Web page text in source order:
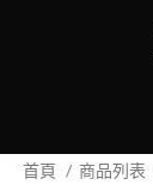
首頁 商品列表